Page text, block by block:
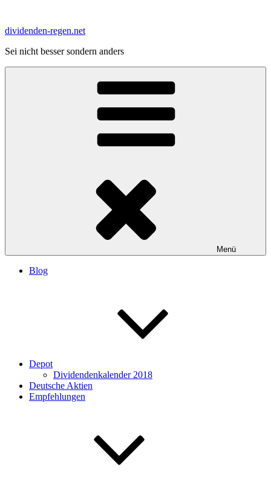
springen
dividenden-regen.net
Sei nicht besser sondern anders
Menü
Blog
Depot
Dividendenkalender 2018
Deutsche Aktien
Empfehlungen